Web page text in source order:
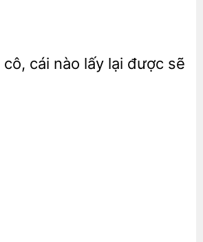
cái nào lấy lại được sẽ